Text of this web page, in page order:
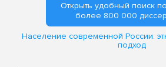
Открыть удобный поиск
более 800 000
Население современной России:
подход